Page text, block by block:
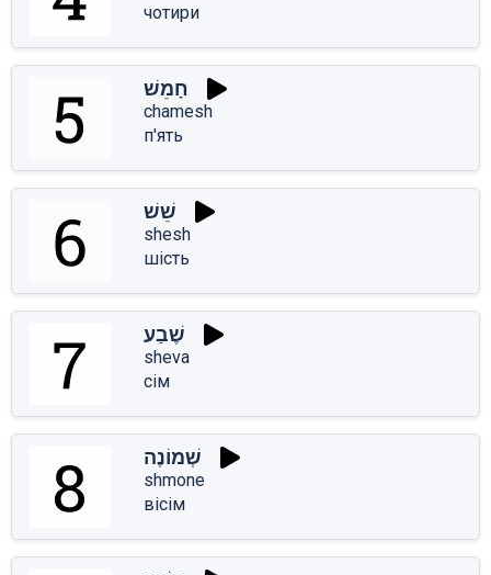
чотири
חָמֵשׁ
chamesh
п'ять
שֵׁשׁ
shesh
шість
שֶׁבַע
sheva
сім
שְׁמוֹנֶה
shmone
вісім